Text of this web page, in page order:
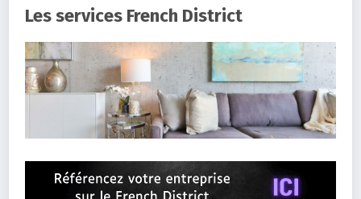
Les services French District